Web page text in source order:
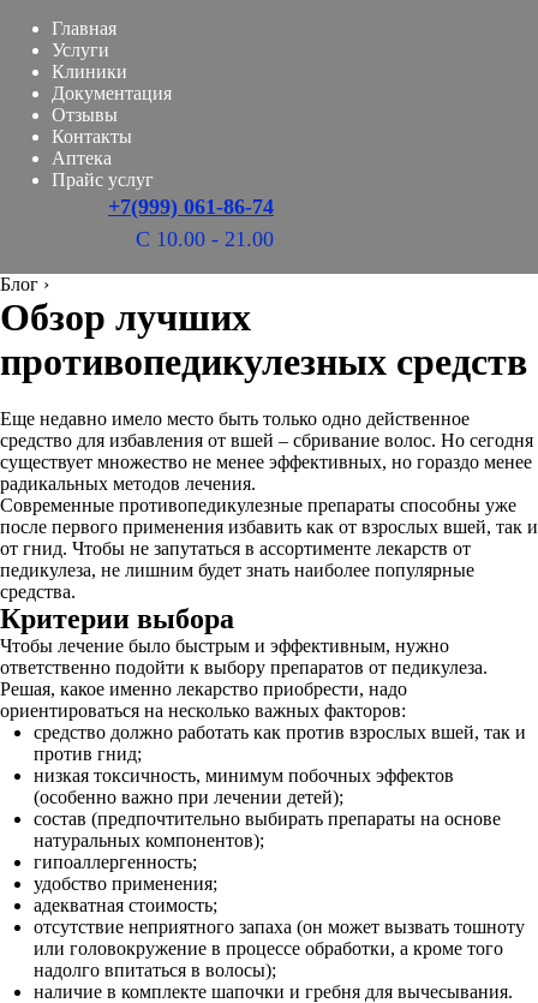
Главная
Услуги
Клиники
Документация
Отзывы
Контакты
Аптека
Прайс услуг
+7(999) 061-86-74
С 10.00 - 21.00
Блог ›
Обзор лучших
противопедикулезных средств
Еще недавно имело место быть только одно действенное
средство для избавления от вшей – сбривание волос. Но сегодня
существует множество не менее эффективных, но гораздо менее
радикальных методов лечения.
Современные противопедикулезные препараты способны уже
после первого применения избавить как от взрослых вшей, так и
от гнид. Чтобы не запутаться в ассортименте лекарств от
педикулеза, не лишним будет знать наиболее популярные
средства.
Критерии выбора
Чтобы лечение было быстрым и эффективным, нужно
ответственно подойти к выбору препаратов от педикулеза.
Решая, какое именно лекарство приобрести, надо
ориентироваться на несколько важных факторов:
средство должно работать как против взрослых вшей, так и
против гнид;
низкая токсичность, минимум побочных эффектов
(особенно важно при лечении детей);
состав (предпочтительно выбирать препараты на основе
натуральных компонентов);
гипоаллергенность;
удобство применения;
адекватная стоимость;
отсутствие неприятного запаха (он может вызвать тошноту
или головокружение в процессе обработки, а кроме того
надолго впитаться в волосы);
наличие в комплекте шапочки и гребня для вычесывания.